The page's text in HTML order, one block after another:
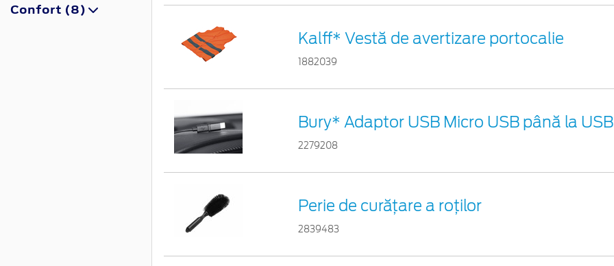
Confort (8)
Kalff* Vestă de avertizare portocalie
1882039
Bury* Adaptor USB Micro USB până la
2279208
Perie de curățare a roților
2839483